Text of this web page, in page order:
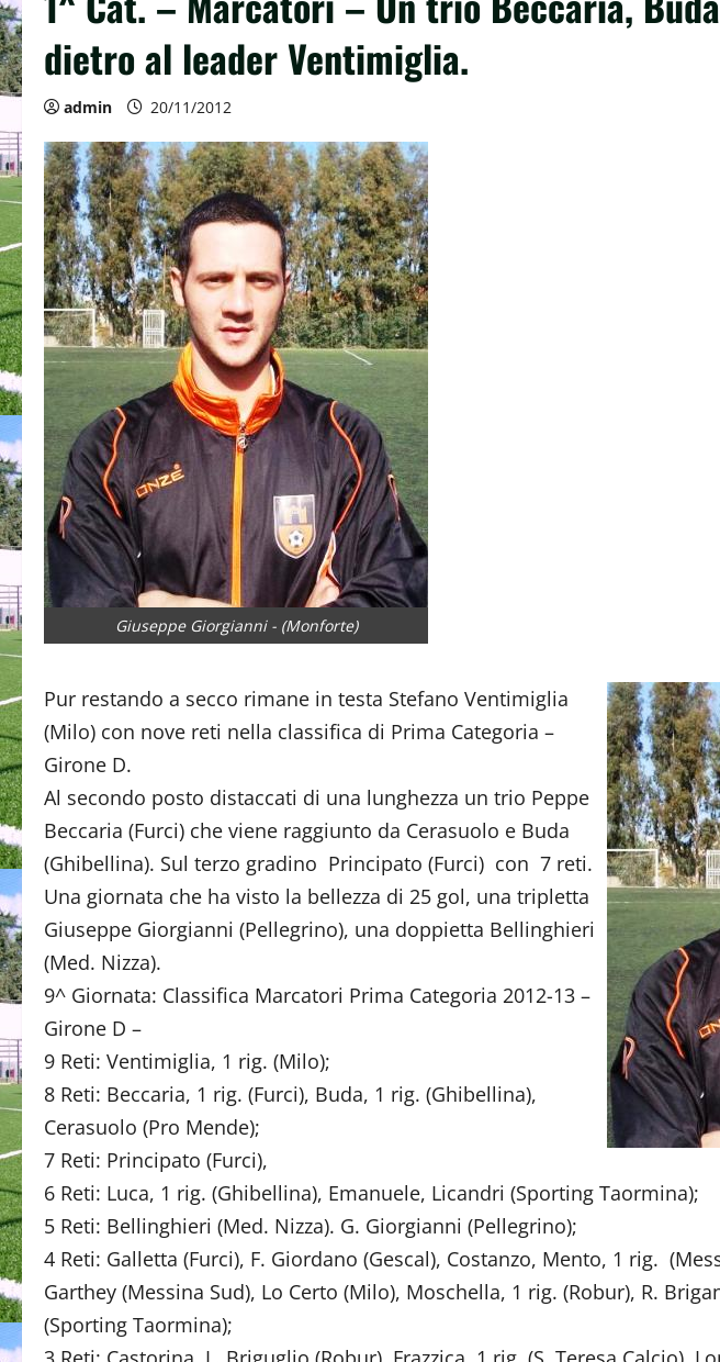
dietro al leader Ventimiglia.
admin 20/11/2012
Giuseppe Giorgianni - (Monforte)
Pur restando a secco rimane in testa Stefano Ventimiglia
(Milo) con nove reti nella classifica di Prima Categoria –
Girone D.
Al secondo posto distaccati di una lunghezza un trio Peppe
Beccaria (Furci) che viene raggiunto da Cerasuolo e Buda
(Ghibellina). Sul terzo gradino Principato (Furci) con 7 reti.
Una giornata che ha visto la bellezza di 25 gol, una tripletta
Giuseppe Giorgianni (Pellegrino), una doppietta Bellinghieri
(Med. Nizza).
9^ Giornata: Classifica Marcatori Prima Categoria 2012-13 –
Girone D –
9 Reti: Ventimiglia, 1 rig. (Milo);
8 Reti: Beccaria, 1 rig. (Furci), Buda, 1 rig. (Ghibellina),
Cerasuolo (Pro Mende);
7 Reti: Principato (Furci),
6 Reti: Luca, 1 rig. (Ghibellina), Emanuele, Licandri (Sporting Taormina);
5 Reti: Bellinghieri (Med. Nizza). G. Giorgianni (Pellegrino);
4 Reti: Galletta (Furci), F. Giordano (Gescal), Costanzo, Mento, 1 rig.
Garthey (Messina Sud), Lo Certo (Milo), Moschella, 1 rig. (Robur), R.
(Sporting Taormina);